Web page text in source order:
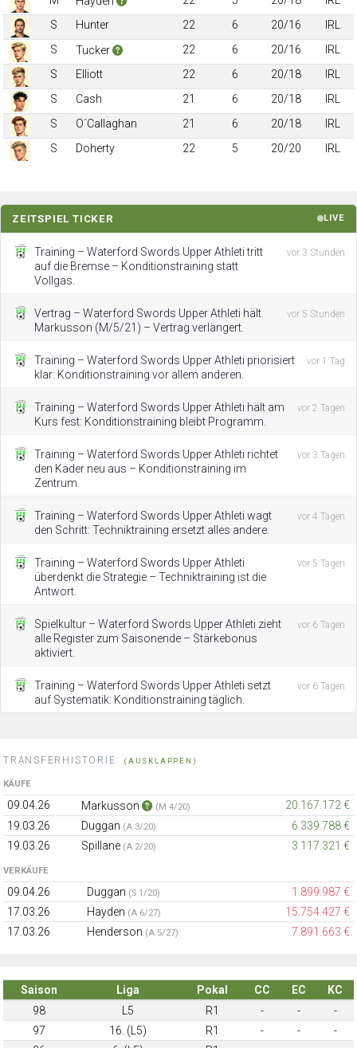
S
Hunter 22 6 20/16
IRL
S
Tucker 22 6 20/16
IRL
S
Elliott 22 6 20/18
IRL
S
Cash 21 6 20/18
IRL
S
O´Callaghan 21 6 20/18
IRL
S
Doherty 22 5 20/20 IRL
ZEITSPIEL TICKER LIVE
Training – Waterford Swords Upper Athleti tritt
auf die Bremse – Konditionstraining statt
Vollgas.
vor 3 Stunden
Vertrag – Waterford Swords Upper Athleti hält
Markusson (M/5/21) – Vertrag verlängert.
vor 5 Stunden
Training – Waterford Swords Upper Athleti priorisiert
klar: Konditionstraining vor allem anderen.
vor 1 Tag
Training – Waterford Swords Upper Athleti hält am
Kurs fest: Konditionstraining bleibt Programm.
vor 2 Tagen
Training – Waterford Swords Upper Athleti richtet
den Kader neu aus – Konditionstraining im
Zentrum.
vor 3 Tagen
Training – Waterford Swords Upper Athleti wagt
den Schritt: Techniktraining ersetzt alles andere.
vor 4 Tagen
Training – Waterford Swords Upper Athleti
überdenkt die Strategie – Techniktraining ist die
Antwort.
vor 5 Tagen
Spielkultur – Waterford Swords Upper Athleti zieht
alle Register zum Saisonende – Stärkebonus
aktiviert.
vor 6 Tagen
Training – Waterford Swords Upper Athleti setzt
auf Systematik: Konditionstraining täglich.
vor 6 Tagen
TRANSFERHISTORIE: (AUSKLAPPEN)
KÄUFE
09.04.26 Markusson (M 4/20)
20.167.172 €
19.03.26
Duggan (A 3/20)
6.339.788 €
19.03.26
Spillane (A 2/20) 3.117.321 €
VERKÄUFE
09.04.26 Duggan (S 1/20)
1.899.987 €
17.03.26
Hayden (A 6/27)
15.754.427 €
17.03.26
Henderson (A 5/27) 7.891.663 €
Saison Liga Pokal CC EC
KC
98
L5 R1 - -
-
97
16. (L5) R1 - -
-